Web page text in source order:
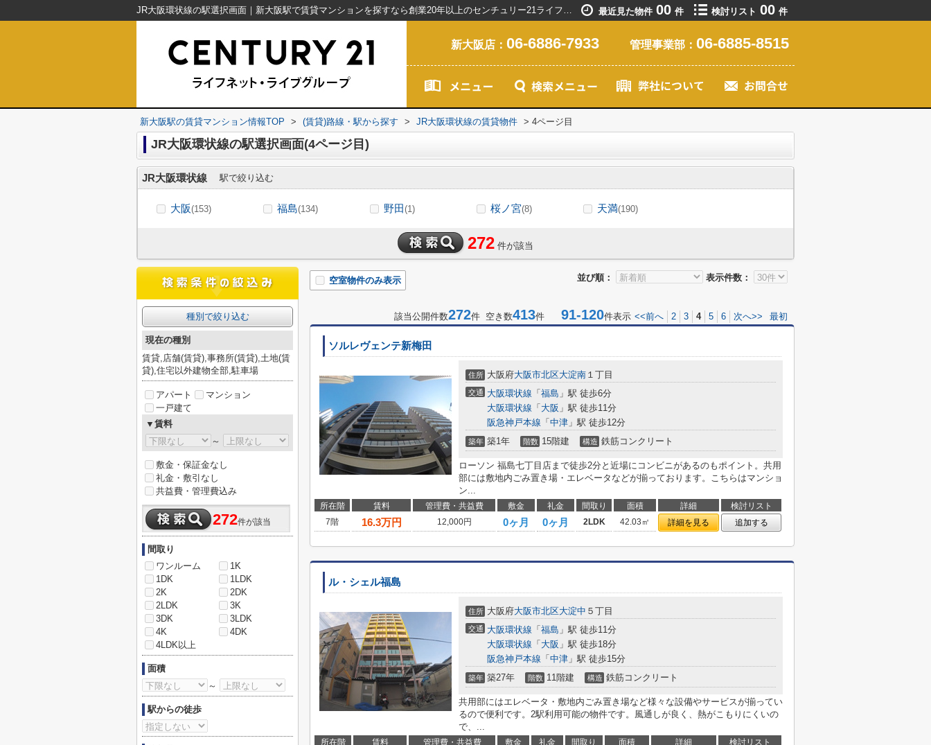
JR大阪環状線の駅選択画面｜新大阪駅で賃貸マンションを探すなら創業20年以上のセンチュリー21ライフネット・ライブグループ(4ページ目) 最近見た物件 00 件 検討リスト 00 件
新大阪店： 06-6886-7933 管理事業部： 06-6885-8515
新大阪駅の賃貸マンション情報TOP > (賃貸)路線・駅から探す > JR大阪環状線の賃貸物件 > 4ページ目
JR大阪環状線の駅選択画面(4ページ目)
JR大阪環状線 駅で絞り込む
大阪(153) 福島(134) 野田(1) 桜ノ宮(8) 天満(190)
272 件が該当
並び順： 表示件数：
空室物件のみ表示
該当公開件数272件 空き数413件 91-120件表示 <<前へ 2 3 4 5 6 次へ>> 最初
ソルレヴェンテ新梅田
住所 大阪府大阪市北区大淀南 １丁目
交通 大阪環状線 「 福島 」駅 徒歩6分
大阪環状線 「 大阪 」駅 徒歩11分
阪急神戸本線 「 中津 」駅 徒歩12分
築年 築1年 階数 15階建 構造 鉄筋コンクリート
ローソン 福島七丁目店まで徒歩2分と近場にコンビニがあるのもポイント。共用
部には敷地内ごみ置き場・エレベータなどが揃っております。こちらはマンショ
ン...
所在階 賃料 管理費・共益費 敷金 礼金 間取り 面積 詳細
検討リスト
7階
16.3万円 12,000円 0ヶ月 0ヶ月 2LDK 42.03㎡ 詳細を見る 追加する
ル・シェル福島
住所 大阪府大阪市北区大淀中 ５丁目
交通 大阪環状線 「 福島 」駅 徒歩11分
大阪環状線 「 大阪 」駅 徒歩18分
阪急神戸本線 「 中津 」駅 徒歩15分
築年 築27年 階数 11階建 構造 鉄筋コンクリート
共用部にはエレベータ・敷地内ごみ置き場など様々な設備やサービスが揃ってい
るので便利です。2駅利用可能の物件です。風通しが良く、熱がこもりにくいの
で、...
所在階 賃料 管理費・共益費 敷金 礼金 間取り 面積 詳細
検討リスト
種別で絞り込む
現在の種別
賃貸,店舗(賃貸),事務所(賃貸),土地(賃
貸),住宅以外建物全部,駐車場
アパート
マンション
一戸建て
▼賃料
～
敷金・保証金なし
礼金・敷引なし
共益費・管理費込み
272件が該当
間取り
ワンルーム
1K
1DK
1LDK
2K
2DK
2LDK
3K
3DK
3LDK
4K
4DK
4LDK以上
面積
～
駅からの徒歩